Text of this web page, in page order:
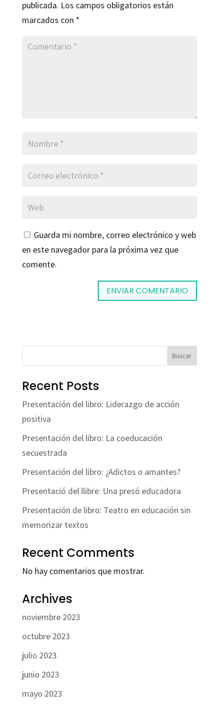
publicada. Los campos obligatorios están
marcados con *
Guarda mi nombre, correo electrónico y web
en este navegador para la próxima vez que
comente.
Buscar
Recent Posts
Presentación del libro: Liderazgo de acción
positiva
Presentación del libro: La coeducación
secuestrada
Presentación del libro: ¿Adictos o amantes?
Presentació del llibre: Una presó educadora
Presentación de libro: Teatro en educación sin
memorizar textos
Recent Comments
No hay comentarios que mostrar.
Archives
noviembre 2023
octubre 2023
julio 2023
junio 2023
mayo 2023